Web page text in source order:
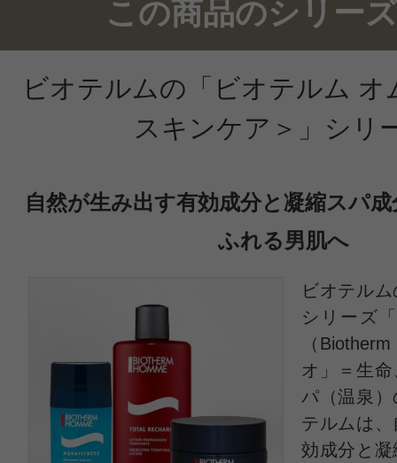
この商品のシリー
ビオテルムの「ビオテルム オ
スキンケア＞」シリ
自然が生み出す有効成分と凝縮スパ
ふれる男肌へ
ビオテル
シリーズ
（
オ」＝生
パ（温泉
テルムは
効成分と